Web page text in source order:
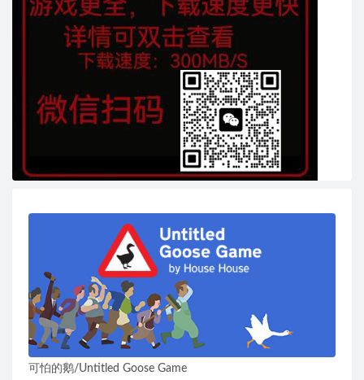
可怕的鹅/Untitled Goose Game